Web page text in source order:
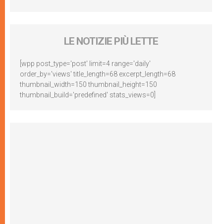
LE NOTIZIE PIÙ LETTE
[wpp post_type='post' limit=4 range='daily'
order_by='views' title_length=68 excerpt_length=68
thumbnail_width=150 thumbnail_height=150
thumbnail_build='predefined' stats_views=0]